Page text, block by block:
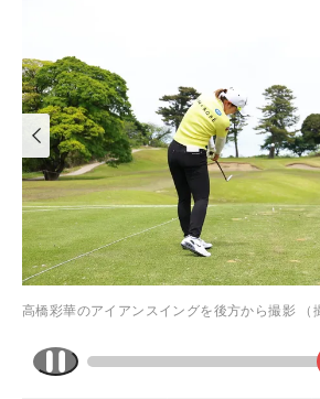
高橋彩華のアイアンスイングを後方から撮影 （